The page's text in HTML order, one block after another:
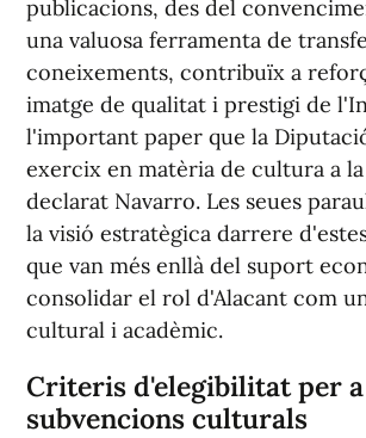
publicacions, des del
una valuosa ferramenta de
coneixements, contribuïx a
imatge de qualitat i prestigi de
l'important paper que la
exercix en matèria de cultura a
declarat Navarro. Les seues
la visió estratègica darrere
que van més enllà del suport
consolidar el rol d'Alacant com
cultural i acadèmic.
Criteris d'elegibilitat per
subvencions culturals